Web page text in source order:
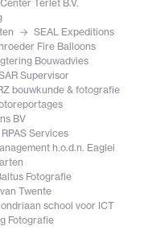
Terlet B.V.
SEAL Expeditions
Fire Balloons
Bouwadvies
Supervisor
bouwkunde & fotografie
BV
RPAS Services
h.o.d.n. Eaglei
Fotografie
Twente
school voor ICT
Fotografie